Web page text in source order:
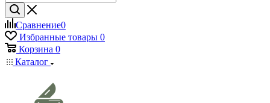
Сравнение0
Избранные товары 0
Корзина 0
Каталог